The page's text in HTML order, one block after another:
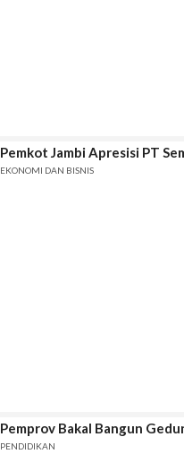
Pemkot Jambi Apresisi PT
EKONOMI DAN BISNIS
Pemprov Bakal Bangun
PENDIDIKAN